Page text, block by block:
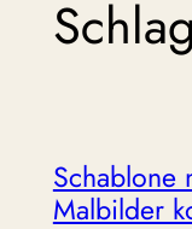
Schablone
Malbilder